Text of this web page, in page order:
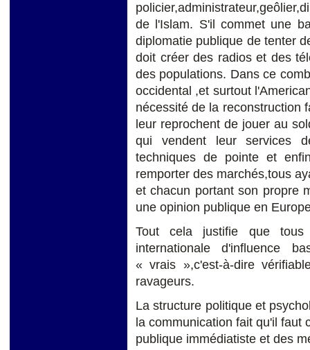
de l'Islam. S'il commet une
diplomatie publique de tenter
doit créer des radios et des
des populations. Dans ce
occidental ,et surtout
nécessité de la reconstruction
leur reprochent de jouer au
qui vendent leur services
techniques de pointe et
remporter des marchés,tous
et chacun portant son propre
une opinion publique en
Tout cela justifie que tous
internationale d'influence
« vrais »,c'est-à-dire
ravageurs.
La structure politique et
la communication fait qu'il faut
publique immédiatiste et des